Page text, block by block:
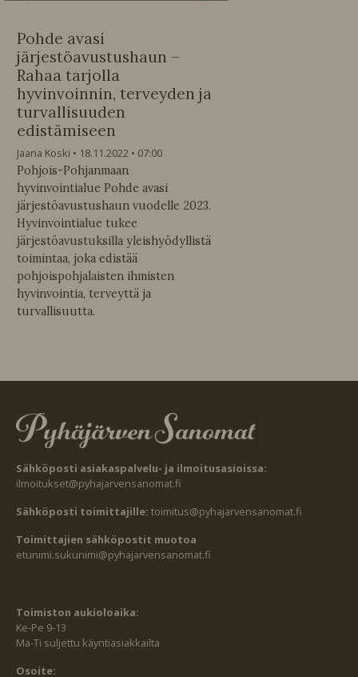
Pohde avasi
järjestöavustushaun –
Rahaa tarjolla
hyvinvoinnin, terveyden ja
turvallisuuden
edistämiseen
Jaana Koski 18.11.2022
07:00
Pohjois-Pohjanmaan
hyvinvointialue Pohde avasi
järjestöavustushaun vuodelle 2023.
Hyvinvointialue tukee
järjestöavustuksilla yleishyödyllistä
toimintaa, joka edistää
pohjoispohjalaisten ihmisten
hyvinvointia, terveyttä ja
turvallisuutta.
Sähköposti asiakaspalvelu- ja ilmoitusasioissa:
ilmoitukset@pyhajarvensanomat.fi
Sähköposti toimittajille: toimitus@pyhajarvensanomat.fi
Toimittajien sähköpostit muotoa
etunimi.sukunimi@pyhajarvensanomat.fi
Toimiston aukioloaika:
Ke-Pe 9-13
Ma-Ti suljettu käyntiasiakkailta
Osoite: